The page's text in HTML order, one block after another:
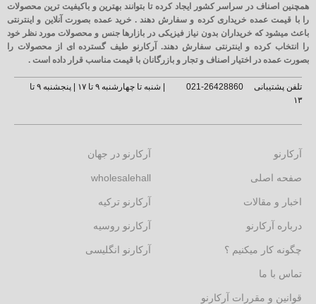
همچنین اصناف در سراسر کشور ایجاد کرده تا بتوانند بهترین و باکیفیت ترین محصولات
را با قیمت عمده خریداری کرده و سفارش دهند . خرید عمده بصورت آنلاین و اینترنتی
باعث میشود که خریداران بدون نیاز فیزیکی در بازارها جنس و محصولات مورد نظر خود
را انتخاب کرده و اینترنتی سفارش دهند. آرکارنو طیف گسترده ای از محصولات را
بصورت عمده در اختیار اصناف و تجار و بازرگانان با قیمت مناسب قرار داده است .
تلفن پشتیبانی 26428860-021
| شنبه تا چهارشنبه ۹ تا ۱۷ | پنجشنبه ۹ تا
۱۳
آرکارنو
صفحه اصلی
اخبار و مقالات
درباره آرکارنو
چگونه کار میکنیم ؟
تماس با ما
قوانین و مقررات آرکارنو
آرکارنو در جهان
wholesalehall
آرکارنو ترکیه
آرکارنو روسیه
آرکارنو انگلیسی